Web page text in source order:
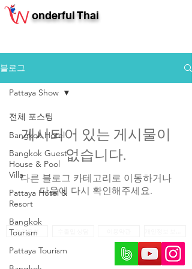
onderful Thai
블로그
전체 포스팅
Bangkok Hotel
Bangkok Guest
House & Pool
Villa
Pattaya Hotel &
Resort
Bangkok
Tourism
Pattaya Tourism
Pattaya Show
게시되어 있는 게시물이
없습니다.
다른 블로그 카테고리로 이동하거나
다음에 다시 확인해주세요.
견적요청